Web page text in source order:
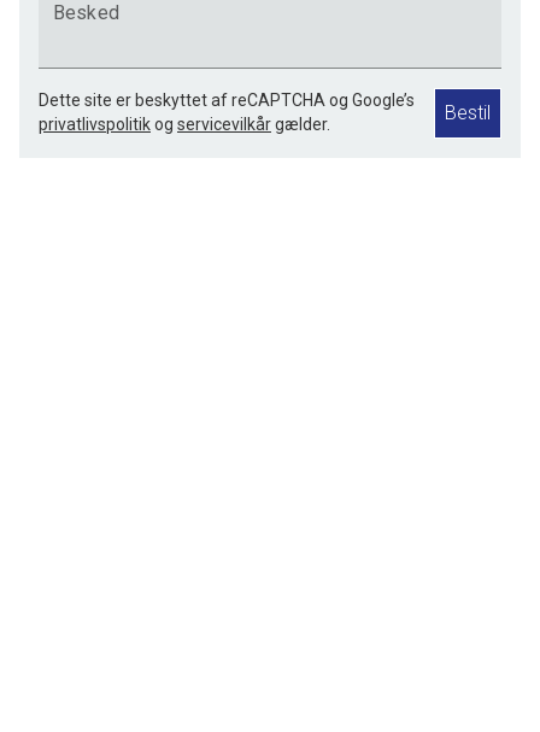
Besked
Dette site er beskyttet af reCAPTCHA og Google’s
privatlivspolitikog servicevilkårgælder. Bestil